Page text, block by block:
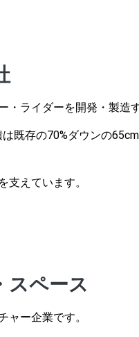
ライダーを開発・製造
既存の70%ダウンの
支えています。
スペース
ャー企業です。